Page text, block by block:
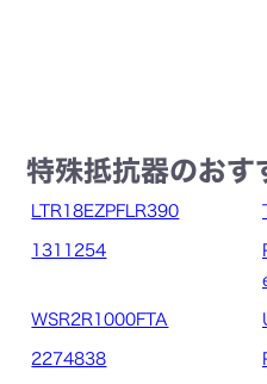
特殊抵抗器のおす
LTR18EZPFLR390
1311254
WSR2R1000FTA
2274838